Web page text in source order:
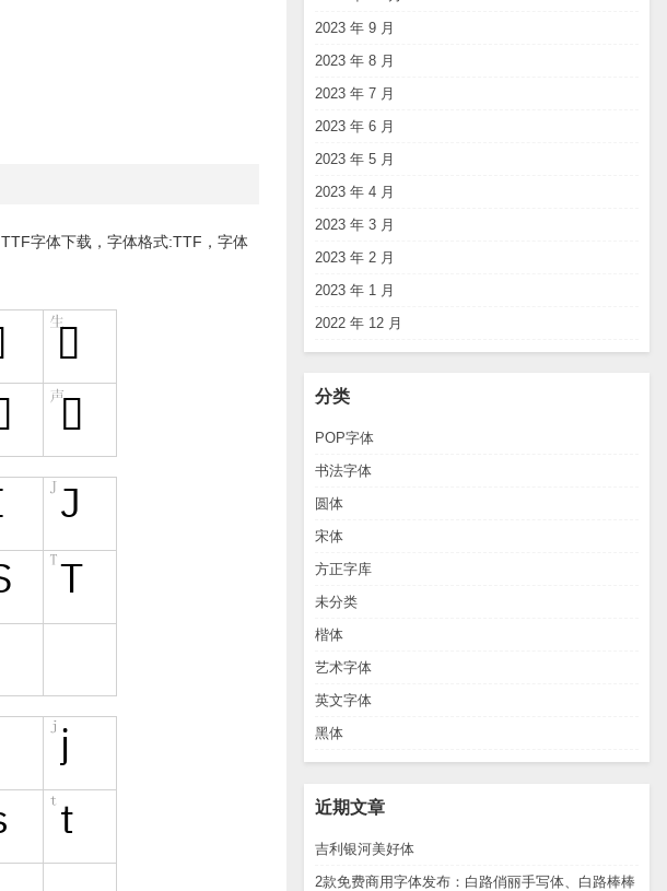
2023 年 9 月
2023 年 8 月
2023 年 7 月
2023 年 6 月
2023 年 5 月
2023 年 4 月
2023 年 3 月
2023 年 2 月
2023 年 1 月
2022 年 12 月
分类
POP字体
书法字体
圆体
宋体
方正字库
未分类
楷体
艺术字体
英文字体
黑体
近期文章
吉利银河美好体
2款免费商用字体发布：白路俏丽手写体、白路棒棒
TTF字体下载，字体格式:TTF ，字体